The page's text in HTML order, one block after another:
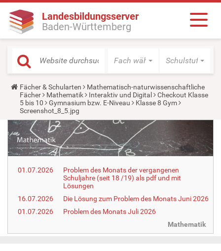
Landesbildungsserver
Baden-Württemberg
Fach wählen Schulstufe
Y
o
u
a
r
e
h
e
r
e
Fächer & Schularten
Mathematisch-naturwissenschaftliche
Fächer
Mathematik Interaktiv und Digital
Checkout Klasse
5 bis 10
Gymnasium bzw. E-Niveau
Klasse 8 Gym
Screenshot_8_5.jpg
01.07.2026
Problem des Monats der vergangenen
Schuljahre (seit 18 /19) als pdf und mit
Lösungen
16.07.2026
Die Lösung zum Problem des Monats Juni 2026
01.07.2026
Problem des Monats Juli 2026
Mathematik